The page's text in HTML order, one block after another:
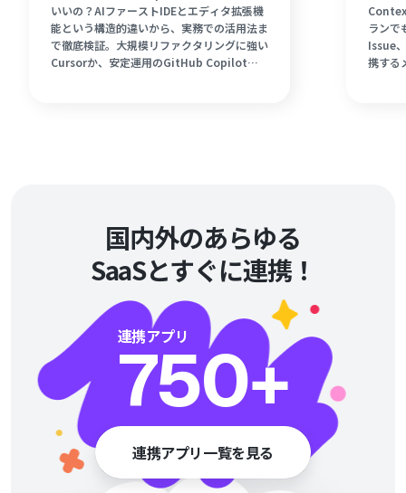
いいの？AIファーストIDEとエディタ拡張機
能という構造的違いから、実務での活用法ま
で徹底検証。大規模リファクタリングに強い
Cursorか、安定運用のGitHub Copilot
ランで
Issue
携する
国内外のあらゆる
SaaSとすぐに連携！
連携アプリ
750+
連携アプリ一覧を見る